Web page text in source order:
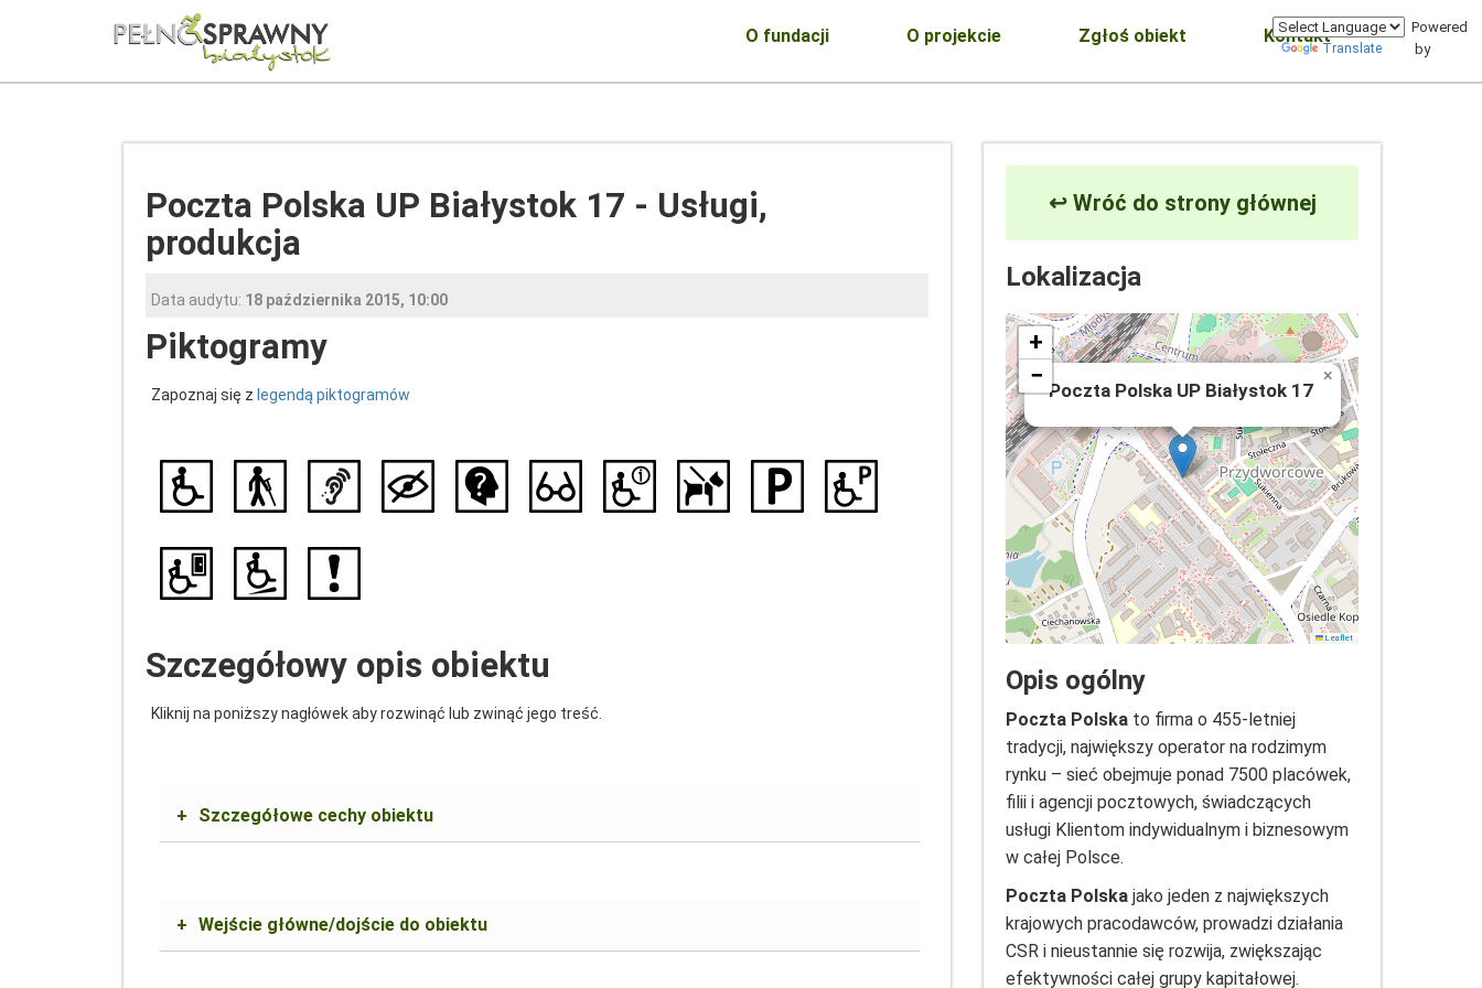
Powered
by
Translate
O fundacji O projekcie Zgłoś obiekt Kontakt
Poczta Polska UP Białystok 17 - Usługi,
produkcja
Data audytu: 18 października 2015, 10:00
Piktogramy
Zapoznaj się z legendą piktogramów
Szczegółowy opis obiektu
Kliknij na poniższy nagłówek aby rozwinąć lub zwinąć jego treść.
+ Szczegółowe cechy obiektu
+ Wejście główne/dojście do obiektu
↩ Wróć do strony głównej
Lokalizacja
Poczta Polska UP Białystok 17
×
+
−
Leaflet
Opis ogólny
Poczta Polska to firma o 455-letniej
tradycji, największy operator na rodzimym
rynku – sieć obejmuje ponad 7500 placówek,
filii i agencji pocztowych, świadczących
usługi Klientom indywidualnym i biznesowym
w całej Polsce.
Poczta Polska jako jeden z największych
krajowych pracodawców, prowadzi działania
CSR i nieustannie się rozwija, zwiększając
efektywności całej grupy kapitałowej.